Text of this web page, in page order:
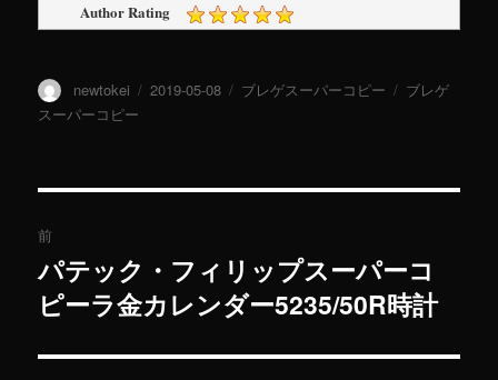
Author Rating
投
稿
newtokei
投
2019-05-08
カ
ー
ブレゲスーパーコピー
タ
ブレゲ
スーパーコピー
稿
ナ
ビ
前
過
去
投
パテック・フィリップスーパーコ
ピーラ金カレンダー5235/50R時計